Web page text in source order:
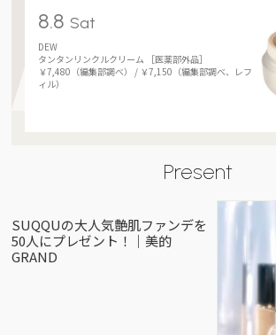
8.8 Sat
DEW
タンタンリンクルクリーム ［医薬部外品］
￥7,480（編集部調べ） / ￥7,150（編集部調べ、レフ
ィル）
Present
SUQQUの大人気艶肌ファンデを
50人にプレゼント！｜美的
GRAND